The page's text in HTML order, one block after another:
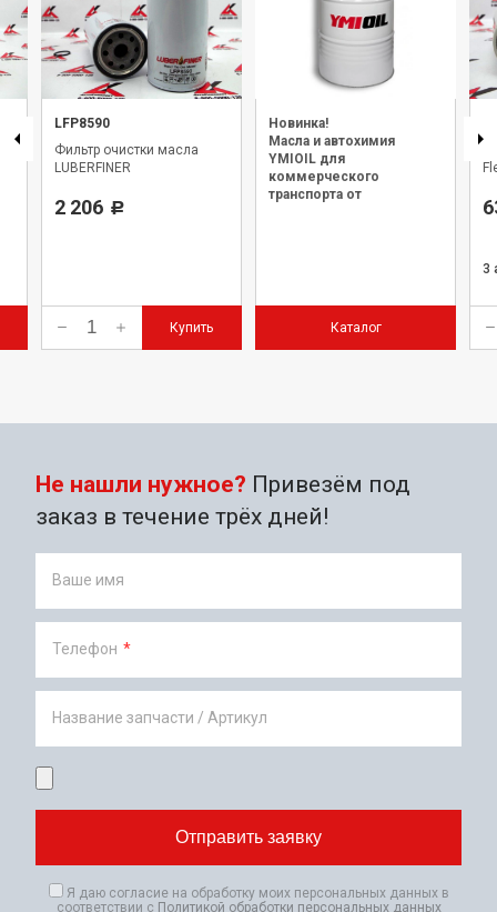
LFP8590
Фильтр очистки масла
LUBERFINER
2 206 Р
Купить
Новинка!
Масла и автохимия
YMIOIL для
коммерческого
транспорта от
Каталог
3
Не нашли нужное? Привезём под
заказ в течение трёх дней!
Ваше имя
Телефон *
Название запчасти / Артикул
Я даю согласие на обработку моих персональных данных в
соответствии с Политикой обработки персональных данных